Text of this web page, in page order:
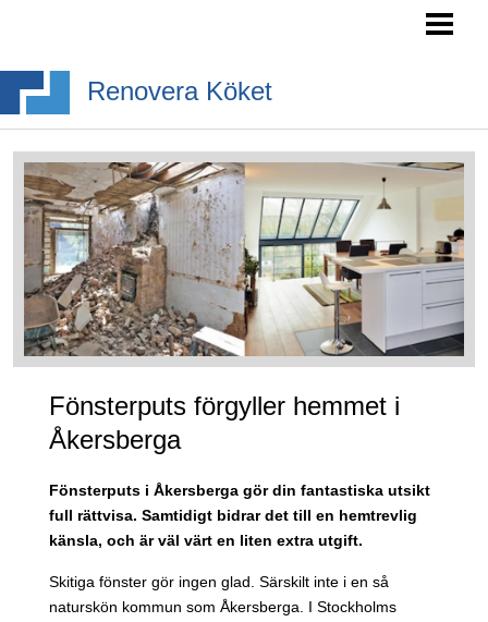
INREDA KÖK
BYGGA KÖKSÖ
KÖKSSTILAR
BLOGG
Renovera Köket
Fönsterputs förgyller hemmet i
Åkersberga
Fönsterputs i Åkersberga gör din fantastiska utsikt
full rättvisa. Samtidigt bidrar det till en hemtrevlig
känsla, och är väl värt en liten extra utgift.
Skitiga fönster gör ingen glad. Särskilt inte i en så
naturskön kommun som Åkersberga. I Stockholms